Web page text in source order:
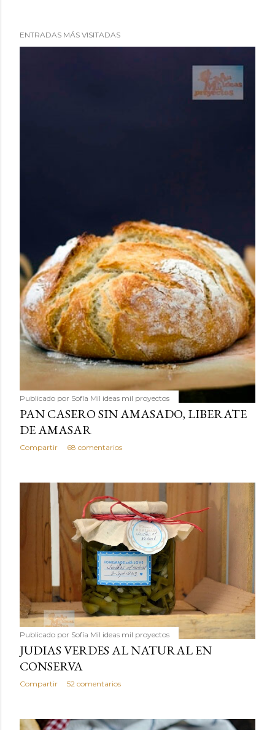
ENTRADAS MÁS VISITADAS
Publicado por Sofía Mil ideas mil proyectos
PAN CASERO SIN AMASADO, LIBERATE
DE AMASAR
Compartir 68 comentarios
Publicado por Sofía Mil ideas mil proyectos
JUDIAS VERDES AL NATURAL EN
CONSERVA
Compartir 52 comentarios